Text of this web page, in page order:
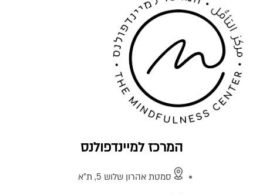
המרכז למיינדפולנס
סמטת אהרון שלוש 5, ת"א